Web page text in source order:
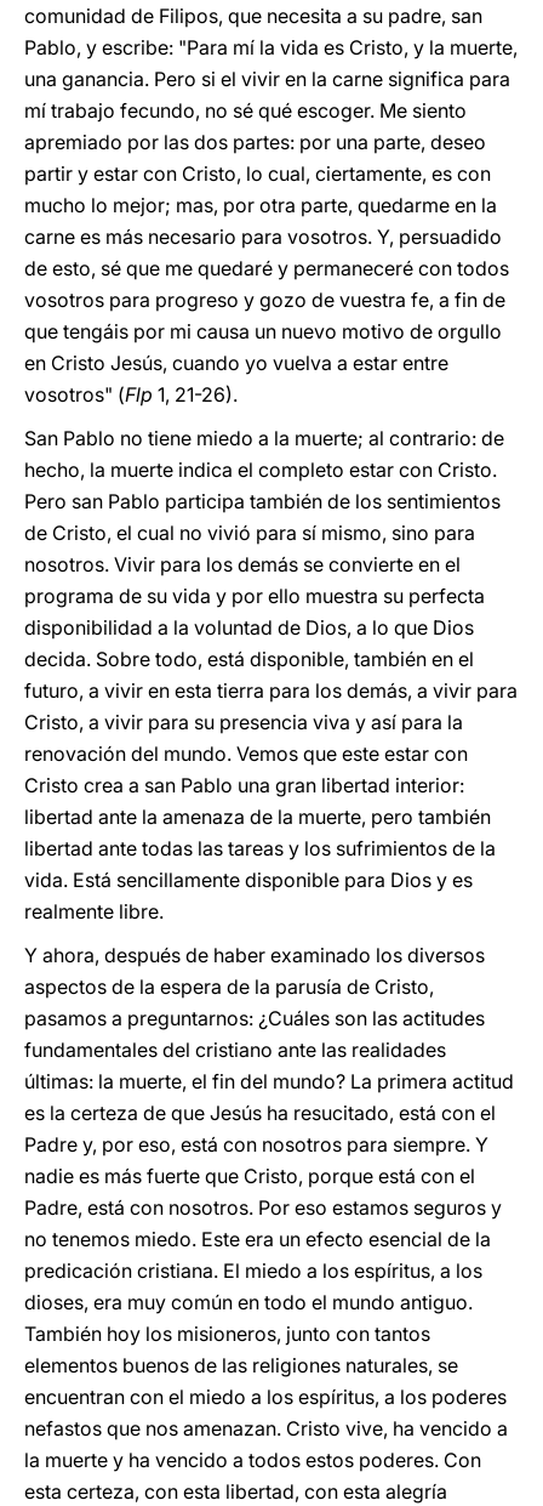
comunidad de Filipos, que necesita a su padre, san
Pablo, y escribe: "Para mí la vida es Cristo, y la muerte,
una ganancia. Pero si el vivir en la carne significa para
mí trabajo fecundo, no sé qué escoger. Me siento
apremiado por las dos partes: por una parte, deseo
partir y estar con Cristo, lo cual, ciertamente, es con
mucho lo mejor; mas, por otra parte, quedarme en la
carne es más necesario para vosotros. Y, persuadido
de esto, sé que me quedaré y permaneceré con todos
vosotros para progreso y gozo de vuestra fe, a fin de
que tengáis por mi causa un nuevo motivo de orgullo
en Cristo Jesús, cuando yo vuelva a estar entre
vosotros" (Flp 1, 21-26).
San Pablo no tiene miedo a la muerte; al contrario: de
hecho, la muerte indica el completo estar con Cristo.
Pero san Pablo participa también de los sentimientos
de Cristo, el cual no vivió para sí mismo, sino para
nosotros. Vivir para los demás se convierte en el
programa de su vida y por ello muestra su perfecta
disponibilidad a la voluntad de Dios, a lo que Dios
decida. Sobre todo, está disponible, también en el
futuro, a vivir en esta tierra para los demás, a vivir para
Cristo, a vivir para su presencia viva y así para la
renovación del mundo. Vemos que este estar con
Cristo crea a san Pablo una gran libertad interior:
libertad ante la amenaza de la muerte, pero también
libertad ante todas las tareas y los sufrimientos de la
vida. Está sencillamente disponible para Dios y es
realmente libre.
Y ahora, después de haber examinado los diversos
aspectos de la espera de la parusía de Cristo,
pasamos a preguntarnos: ¿Cuáles son las actitudes
fundamentales del cristiano ante las realidades
últimas: la muerte, el fin del mundo? La primera actitud
es la certeza de que Jesús ha resucitado, está con el
Padre y, por eso, está con nosotros para siempre. Y
nadie es más fuerte que Cristo, porque está con el
Padre, está con nosotros. Por eso estamos seguros y
no tenemos miedo. Este era un efecto esencial de la
predicación cristiana. El miedo a los espíritus, a los
dioses, era muy común en todo el mundo antiguo.
También hoy los misioneros, junto con tantos
elementos buenos de las religiones naturales, se
encuentran con el miedo a los espíritus, a los poderes
nefastos que nos amenazan. Cristo vive, ha vencido a
la muerte y ha vencido a todos estos poderes. Con
esta certeza, con esta libertad, con esta alegría